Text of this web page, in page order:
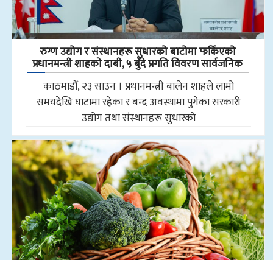
रुग्ण उद्योग र संस्थानहरू सुधारको बाटोमा फर्किएको
प्रधानमन्त्री शाहकाे दाबी, ५ बुँदे प्रगति विवरण सार्वजनिक
काठमाडौँ, २३ साउन । प्रधानमन्त्री बालेन शाहले लामो
समयदेखि घाटामा रहेका र बन्द अवस्थामा पुगेका सरकारी
उद्योग तथा संस्थानहरू सुधारको